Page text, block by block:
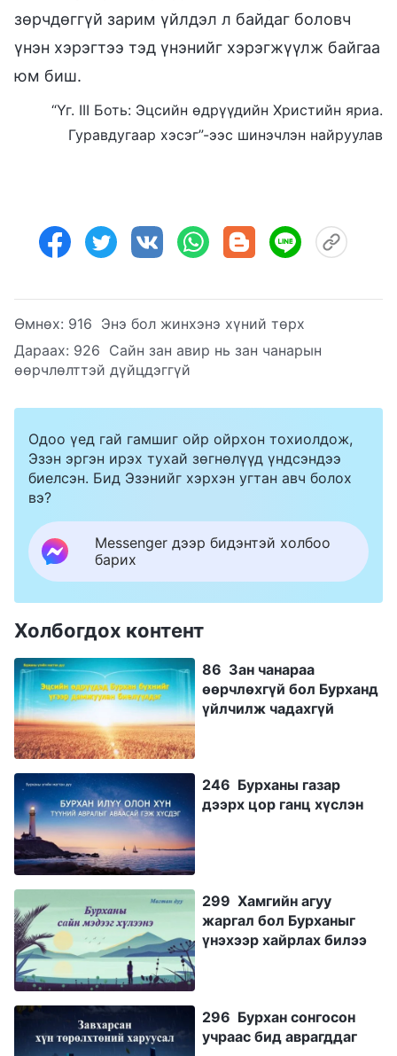
зөрчдөггүй зарим үйлдэл л байдаг боловч
үнэн хэрэгтээ тэд үнэнийг хэрэгжүүлж байгаа
юм биш.
“Үг. III Боть: Эцсийн өдрүүдийн Христийн яриа.
Гуравдугаар хэсэг”-ээс шинэчлэн найруулав
Өмнөх: 916 Энэ бол жинхэнэ хүний төрх
Дараах: 926 Сайн зан авир нь зан чанарын
өөрчлөлттэй дүйцдэггүй
Одоо үед гай гамшиг ойр ойрхон тохиолдож,
Эзэн эргэн ирэх тухай зөгнөлүүд үндсэндээ
биелсэн. Бид Эзэнийг хэрхэн угтан авч болох
вэ?
Messenger дээр бидэнтэй холбоо
барих
Холбогдох контент
86 Зан чанараа
өөрчлөхгүй бол Бурханд
үйлчилж чадахгүй
246 Бурханы газар
дээрх цор ганц хүслэн
299 Хамгийн агуу
жаргал бол Бурханыг
үнэхээр хайрлах билээ
296 Бурхан сонгосон
учраас бид аврагддаг